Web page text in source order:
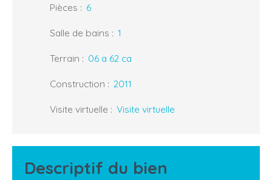
Pièces : 6
Salle de bains : 1
Terrain : 06 a 62 ca
Construction : 2011
Visite virtuelle : Visite virtuelle
Descriptif du bien